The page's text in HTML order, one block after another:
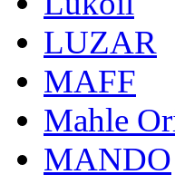
LUZAR
MAFF
Mahle
MANDO